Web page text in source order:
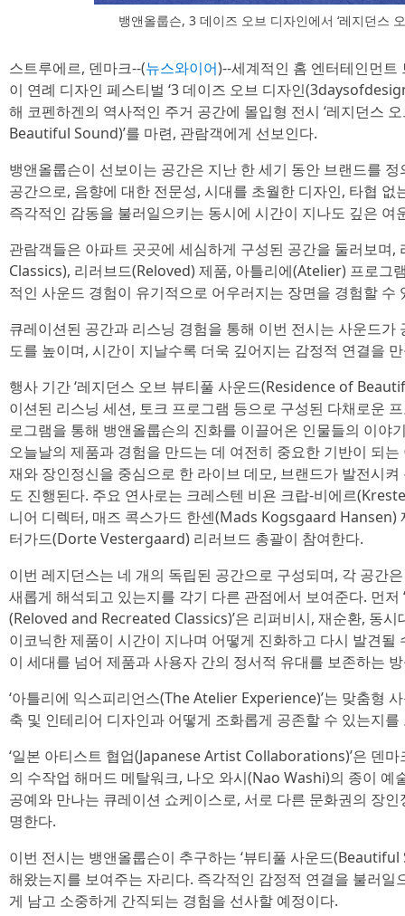
뱅앤올룹슨, 3 데이즈 오브 디자인에서 ‘레지던스
스트루에르, 덴마크--(뉴스와이어)--세계적인 홈 엔터테인먼
이 연례 디자인 페스티벌 ‘3 데이즈 오브 디자인
해 코펜하겐의 역사적인 주거 공간에 몰입형 전시 ‘레지던스
Beautiful Sound)’를 마련, 관람객에게 선보인다.
뱅앤올룹슨이 선보이는 공간은 지난 한 세기 동안 브랜드를
공간으로, 음향에 대한 전문성, 시대를 초월한 디자인, 타협
즉각적인 감동을 불러일으키는 동시에 시간이 지나도 깊은 여
관람객들은 아파트 곳곳에 세심하게 구성된 공간을 둘러보며
Classics), 리러브드(Reloved) 제품, 아틀리에(Atelier) 프로그
적인 사운드 경험이 유기적으로 어우러지는 장면을 경험할 수
큐레이션된 공간과 리스닝 경험을 통해 이번 전시는 사운드가
도를 높이며, 시간이 지날수록 더욱 깊어지는 감정적 연결을
행사 기간 ‘레지던스 오브 뷰티풀 사운드(Residence of
이션된 리스닝 세션, 토크 프로그램 등으로 구성된 다채로운
로그램을 통해 뱅앤올룹슨의 진화를 이끌어온 인물들의 이야
오늘날의 제품과 경험을 만드는 데 여전히 중요한 기반이 되
재와 장인정신을 중심으로 한 라이브 데모, 브랜드가 발전시
도 진행된다. 주요 연사로는 크레스텐 비욘 크랍-비에르
니어 디렉터, 매즈 콕스가드 한센(Mads Kogsgaard Hansen)
터가드(Dorte Vestergaard) 리러브드 총괄이 참여한다.
이번 레지던스는 네 개의 독립된 공간으로 구성되며, 각 공간
새롭게 해석되고 있는지를 각기 다른 관점에서 보여준다. 먼
(Reloved and Recreated Classics)’은 리퍼비시, 재순환, 동
이코닉한 제품이 시간이 지나며 어떻게 진화하고 다시 발견될
이 세대를 넘어 제품과 사용자 간의 정서적 유대를 보존하는
‘아틀리에 익스피리언스(The Atelier Experience)’는 맞춤형
축 및 인테리어 디자인과 어떻게 조화롭게 공존할 수 있는지
‘일본 아티스트 협업(Japanese Artist Collaborations)’은 덴
의 수작업 해머드 메탈워크, 나오 와시(Nao Washi)의 종이
공예와 만나는 큐레이션 쇼케이스로, 서로 다른 문화권의 장
명한다.
이번 전시는 뱅앤올룹슨이 추구하는 ‘뷰티풀 사운드
해왔는지를 보여주는 자리다. 즉각적인 감정적 연결을 불러일
게 남고 소중하게 간직되는 경험을 선사할 예정이다.